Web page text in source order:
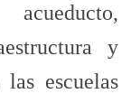
y
escuelas